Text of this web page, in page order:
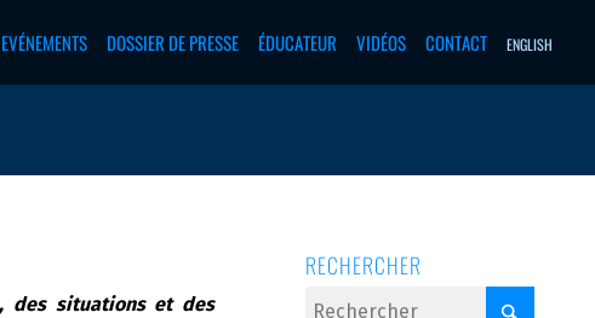
EVÉNEMENTS DOSSIER DE PRESSE ÉDUCATEUR VIDÉOS CONTACT ENGLISH
des situations et des
RECHERCHER